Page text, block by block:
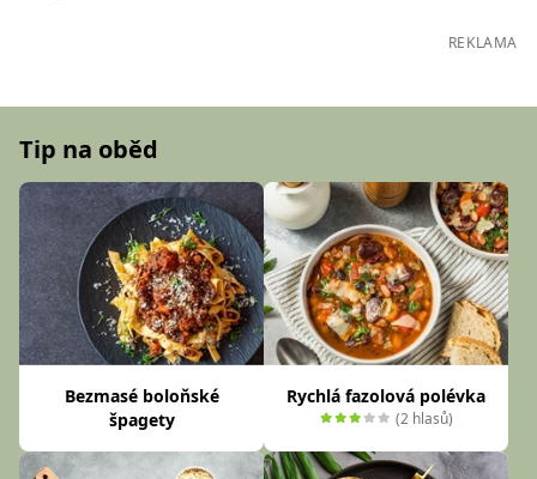
REKLAMA
Tip na oběd
Bezmasé boloňské
špagety
Rychlá fazolová polévka
(2 hlasů)